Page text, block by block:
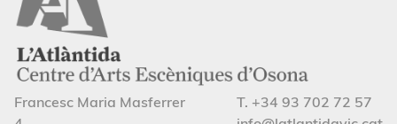
Francesc Maria Masferrer
T. +34 93 702 72 57